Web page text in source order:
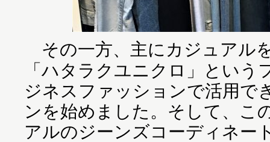
その一方、主にカジュアル
「ハタラクユニクロ」という
ジネスファッションで活用で
ンを始めました。そして、こ
アルのジーンズコーディネー